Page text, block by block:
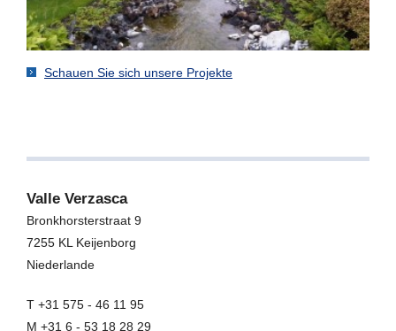
Schauen Sie sich unsere Projekte
Valle Verzasca
Bronkhorsterstraat 9
7255 KL Keijenborg
Niederlande
T +31 575 - 46 11 95
M +31 6 - 53 18 28 29